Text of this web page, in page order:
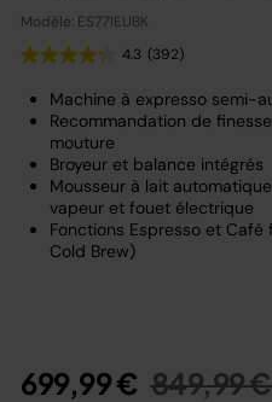
Beckham
Modèle: ES771EUBK
4.3 (392)
Machine à expresso semi-
Recommandation de
mouture
Broyeur et balance intégrés
Mousseur à lait
vapeur et fouet électrique
Fonctions Espresso et Café
Cold Brew)
699,99 € Prix
849,99